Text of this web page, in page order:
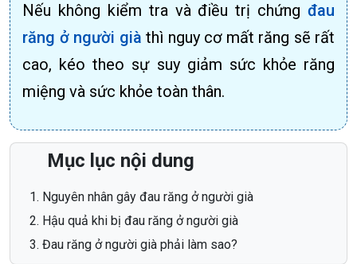
Nếu không kiểm tra và điều trị chứng đau
răng ở người già thì nguy cơ mất răng sẽ rất
cao, kéo theo sự suy giảm sức khỏe răng
miệng và sức khỏe toàn thân.
Mục lục nội dung
Nguyên nhân gây đau răng ở người già
Hậu quả khi bị đau răng ở người già
Đau răng ở người già phải làm sao?